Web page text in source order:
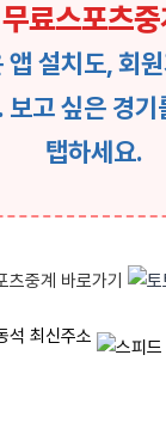
무료스포츠중
설치도, 회
보고 싶은 경기
탭하세요.